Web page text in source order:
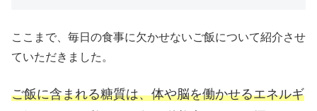
ここまで、毎日の食事に欠かせないご飯について紹介させ
ていただきました。
ご飯に含まれる糖質は、体や脳を働かせるエネルギ